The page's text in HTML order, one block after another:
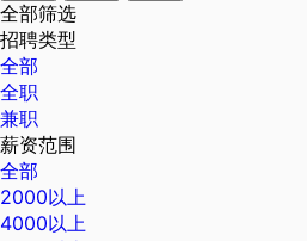
全部筛选
招聘类型
全部
全职
兼职
薪资范围
全部
2000以上
4000以上